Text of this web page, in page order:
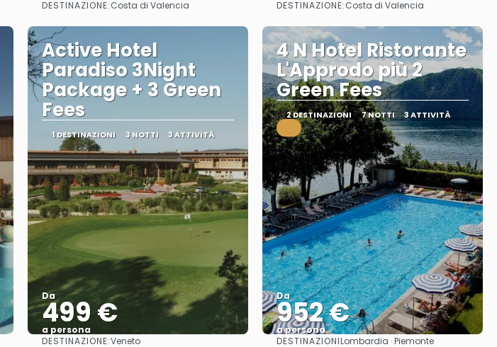
Vedere
DESTINAZIONE:Costa di Valencia
Vedere
DESTINAZIONE:Costa di Valencia
Active Hotel
Paradiso 3Night
Package + 3 Green
Fees
1 DESTINAZIONI 3 NOTTI 3 ATTIVITÀ
Da
499 €
a persona
DESTINAZIONE:Veneto
4 N Hotel Ristorante
L'Approdo più 2
Green Fees
2 DESTINAZIONI 7 NOTTI 3 ATTIVITÀ
.
Da
952 €
a persona
DESTINAZIONILombardia · Piemonte